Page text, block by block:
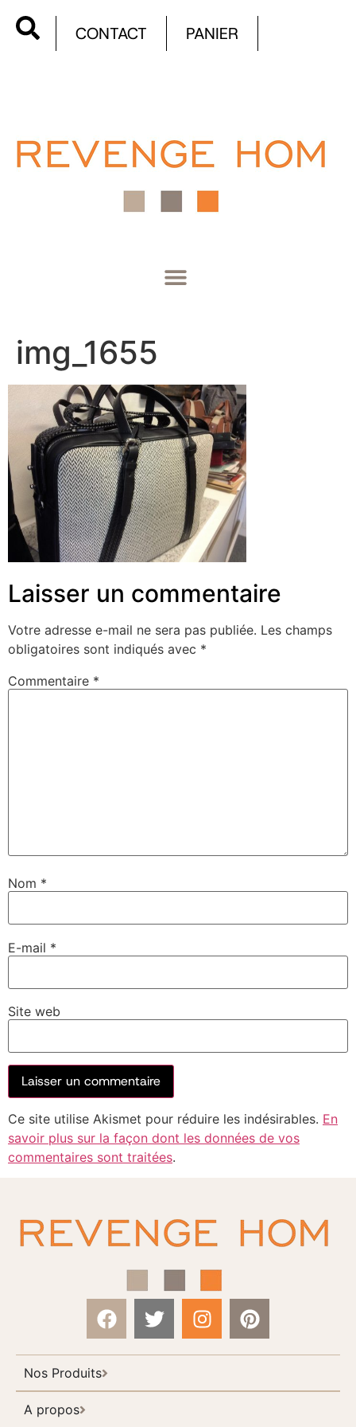
CONTACT PANIER
img_1655
Laisser un commentaire
Votre adresse e-mail ne sera pas publiée. Les champs
obligatoires sont indiqués avec *
Commentaire *
Nom *
E-mail *
Site web
Ce site utilise Akismet pour réduire les indésirables. En
savoir plus sur la façon dont les données de vos
commentaires sont traitées.
Nos Produits
A propos